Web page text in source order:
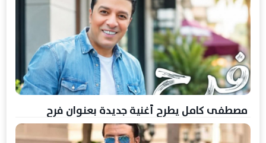
مصطفى كامل يطرح أغنية جديدة بعنوان فرح